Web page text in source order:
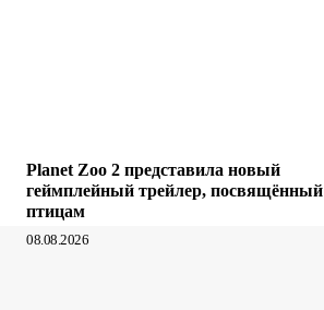
Planet Zoo 2 представила новый
геймплейный трейлер, посвящённый
птицам
08.08.2026